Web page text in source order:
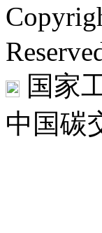
国家
中国碳